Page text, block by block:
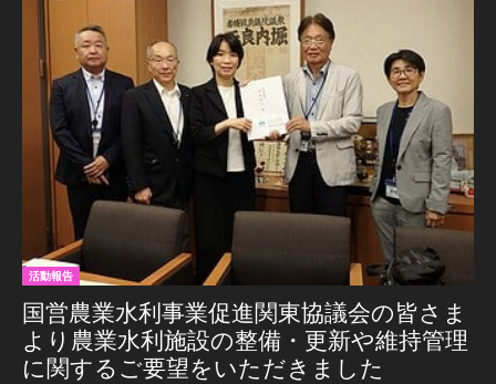
活動報告
国営農業水利事業促進関東協議会の皆さま
より農業水利施設の整備・更新や維持管理
に関するご要望をいただきました